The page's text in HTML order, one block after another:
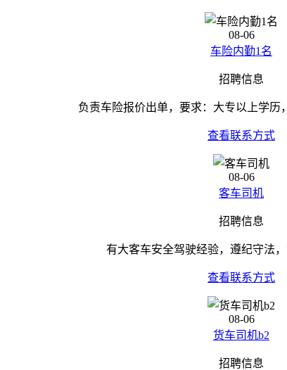
08-06
车险内勤1名
招聘信息
负责车险报价出单，要求：大专以上学历
查看联系方式
08-06
客车司机
招聘信息
有大客车安全驾驶经验，遵纪守法
查看联系方式
08-06
货车司机b2
招聘信息